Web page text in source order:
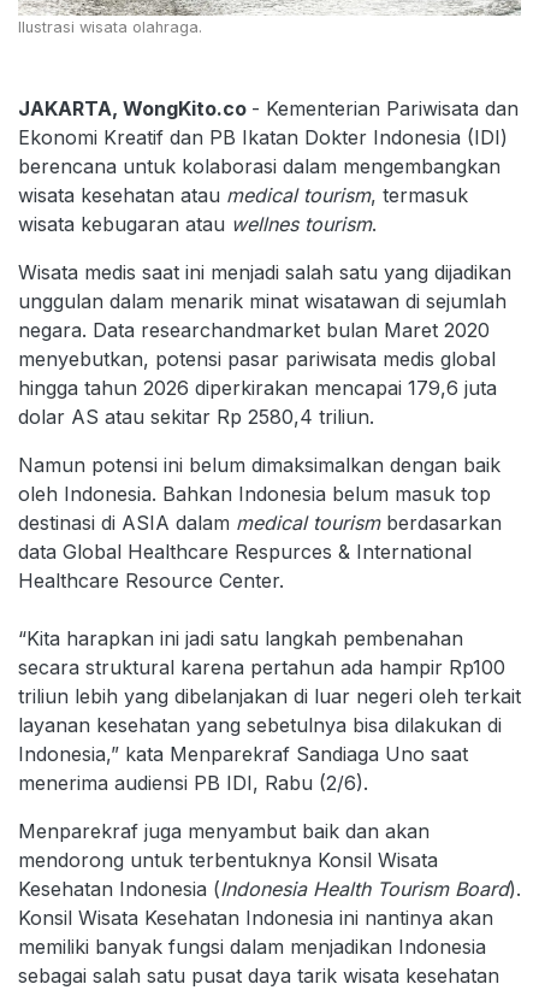
Ilustrasi wisata olahraga.
JAKARTA, WongKito.co - Kementerian Pariwisata dan
Ekonomi Kreatif dan PB Ikatan Dokter Indonesia (IDI)
berencana untuk kolaborasi dalam mengembangkan
wisata kesehatan atau medical tourism, termasuk
wisata kebugaran atau wellnes tourism.
Wisata medis saat ini menjadi salah satu yang dijadikan
unggulan dalam menarik minat wisatawan di sejumlah
negara. Data researchandmarket bulan Maret 2020
menyebutkan, potensi pasar pariwisata medis global
hingga tahun 2026 diperkirakan mencapai 179,6 juta
dolar AS atau sekitar Rp 2580,4 triliun.
Namun potensi ini belum dimaksimalkan dengan baik
oleh Indonesia. Bahkan Indonesia belum masuk top
destinasi di ASIA dalam medical tourismberdasarkan
data Global Healthcare Respurces & International
Healthcare Resource Center.
“Kita harapkan ini jadi satu langkah pembenahan
secara struktural karena pertahun ada hampir Rp100
triliun lebih yang dibelanjakan di luar negeri oleh terkait
layanan kesehatan yang sebetulnya bisa dilakukan di
Indonesia,” kata Menparekraf Sandiaga Uno saat
menerima audiensi PB IDI, Rabu (2/6).
Menparekraf juga menyambut baik dan akan
mendorong untuk terbentuknya Konsil Wisata
Kesehatan Indonesia (Indonesia Health Tourism Board).
Konsil Wisata Kesehatan Indonesia ini nantinya akan
memiliki banyak fungsi dalam menjadikan Indonesia
sebagai salah satu pusat daya tarik wisata kesehatan